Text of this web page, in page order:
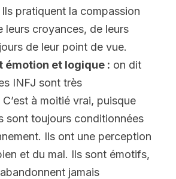
pratiquent la compassion
leurs croyances, de leurs
de leur point de vue.
émotion et logique : on dit
INFJ sont très
à moitié vrai, puisque
sont toujours conditionnées
Ils ont une perception
et du mal. Ils sont émotifs,
jamais